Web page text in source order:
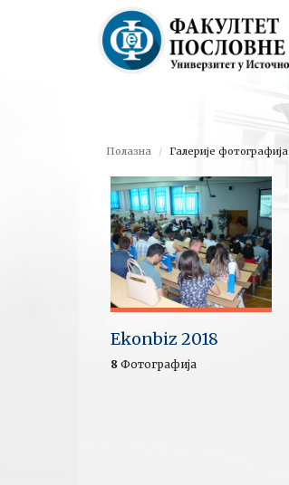
Полазна Галерије фотографија
Ekonbiz 2018
8 Фотографија